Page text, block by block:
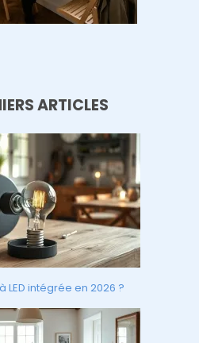
ARTICLES
LED intégrée en 2026 ?